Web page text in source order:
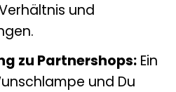
und
zu Partnershops:Ein
und Du